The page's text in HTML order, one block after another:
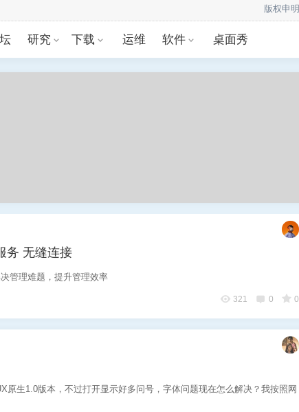
版权申明
研究 下载 运维 软件 桌面秀
务 无缝连接
管理难题，提升管理效率
321 0 0
生1.0版本，不过打开显示好多问号，字体问题现在怎么解决？我按照网